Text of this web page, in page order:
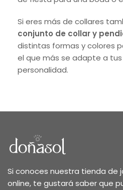
Si eres más de collares
conjunto de collar y
distintas formas y colores
el que más se adapte a
personalidad.
Si conoces nuestra tienda de
online, te gustará saber que